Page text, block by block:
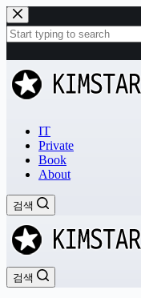
본
문
으
로
건
너
과
없
IT
Private
Book
About
검색
검색